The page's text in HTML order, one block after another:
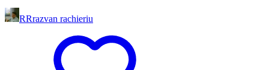
RRrazvan rachieriu